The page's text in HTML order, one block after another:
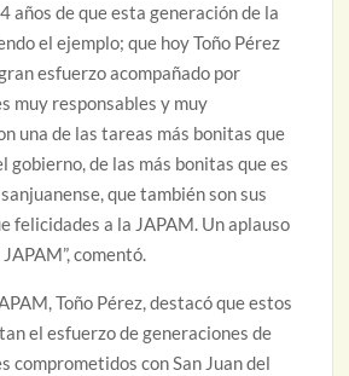
años de que esta generación de la
el ejemplo; que hoy Toño Pérez
esfuerzo acompañado por
muy responsables y muy
una de las tareas más bonitas que
gobierno, de las más bonitas que es
que también son sus
felicidades a la JAPAM. Un aplauso
comentó.
Toño Pérez, destacó que estos
el esfuerzo de generaciones de
comprometidos con San Juan del